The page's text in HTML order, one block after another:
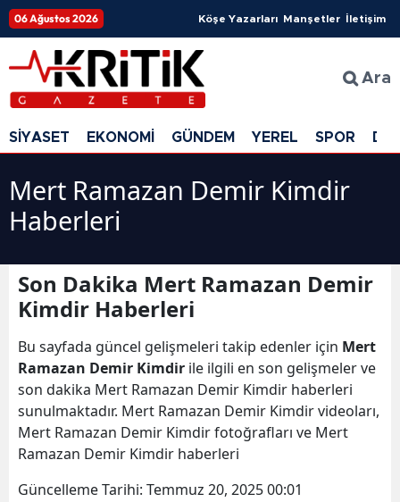
06 Ağustos 2026 Köşe Yazarları Manşetler İletişim
Ara
SİYASET EKONOMİ GÜNDEM YEREL SPOR
Mert Ramazan Demir Kimdir
Haberleri
Son Dakika Mert Ramazan Demir
Kimdir Haberleri
Bu sayfada güncel gelişmeleri takip edenler için Mert
Ramazan Demir Kimdir ile ilgili en son gelişmeler ve
son dakika Mert Ramazan Demir Kimdir haberleri
sunulmaktadır. Mert Ramazan Demir Kimdir videoları,
Mert Ramazan Demir Kimdir fotoğrafları ve Mert
Ramazan Demir Kimdir haberleri
Güncelleme Tarihi: Temmuz 20, 2025 00:01